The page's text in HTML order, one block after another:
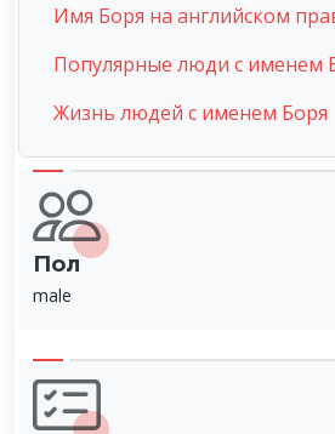
Имя Боря на английском
Популярные люди с именем
Жизнь людей с именем Боря
Пол
male